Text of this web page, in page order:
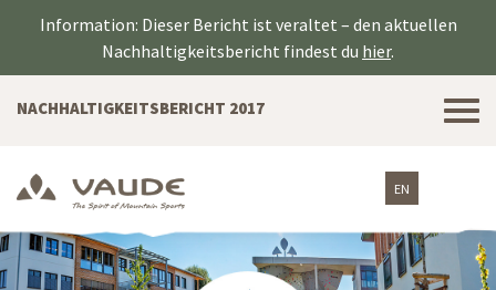
Information: Dieser Bericht ist veraltet – den aktuellen
Nachhaltigkeitsbericht findest du hier.
EN
NACHHALTIGKEITSBERICHT 2017